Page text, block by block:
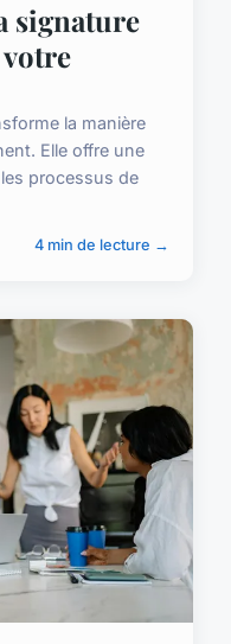
signature
la manière
Elle offre une
processus de
4 min de lecture →